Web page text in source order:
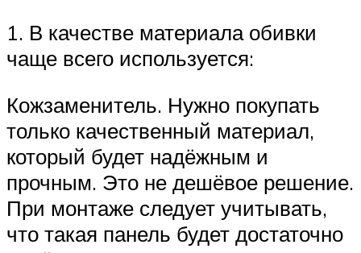
1. В качестве материала обивки
чаще всего используется:
Кожзаменитель. Нужно покупать
только качественный материал,
который будет надёжным и
прочным. Это не дешёвое решение.
При монтаже следует учитывать,
что такая панель будет достаточно